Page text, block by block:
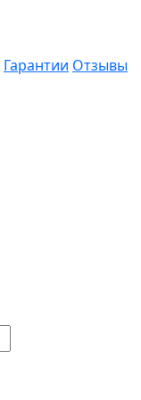
Гарантии Отзывы